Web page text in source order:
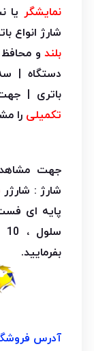
نمایشگر یا
شارژ انواع
بلندو محافظ
دستگاه |
باتری |
تکمیلی را
جهت
شارژ : شارژر
سلول ، 10 سلول و… به این
بفرمایید.
آدرس